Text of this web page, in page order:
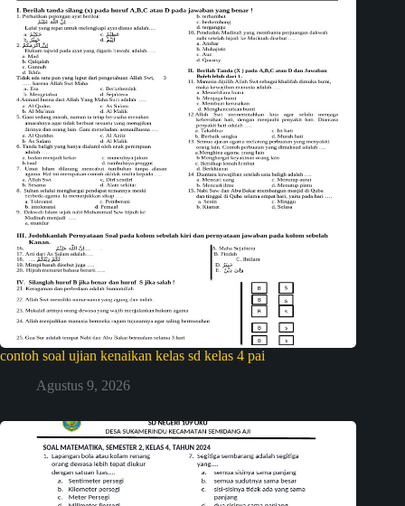
contoh soal ujian kenaikan kelas sd kelas 4 pai
Agustus 9, 2026